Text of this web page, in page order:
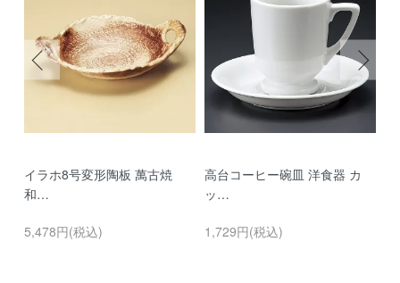
イラホ8号変形陶板 萬古焼
和…
5,478円(税込)
高台コーヒー碗皿 洋食器 カ
ッ…
1,729円(税込)